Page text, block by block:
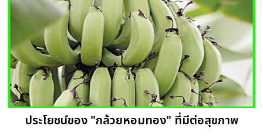
ประโยชน์ของ "กล้วยหอมทอง" ที่มีต่อสุขภาพ